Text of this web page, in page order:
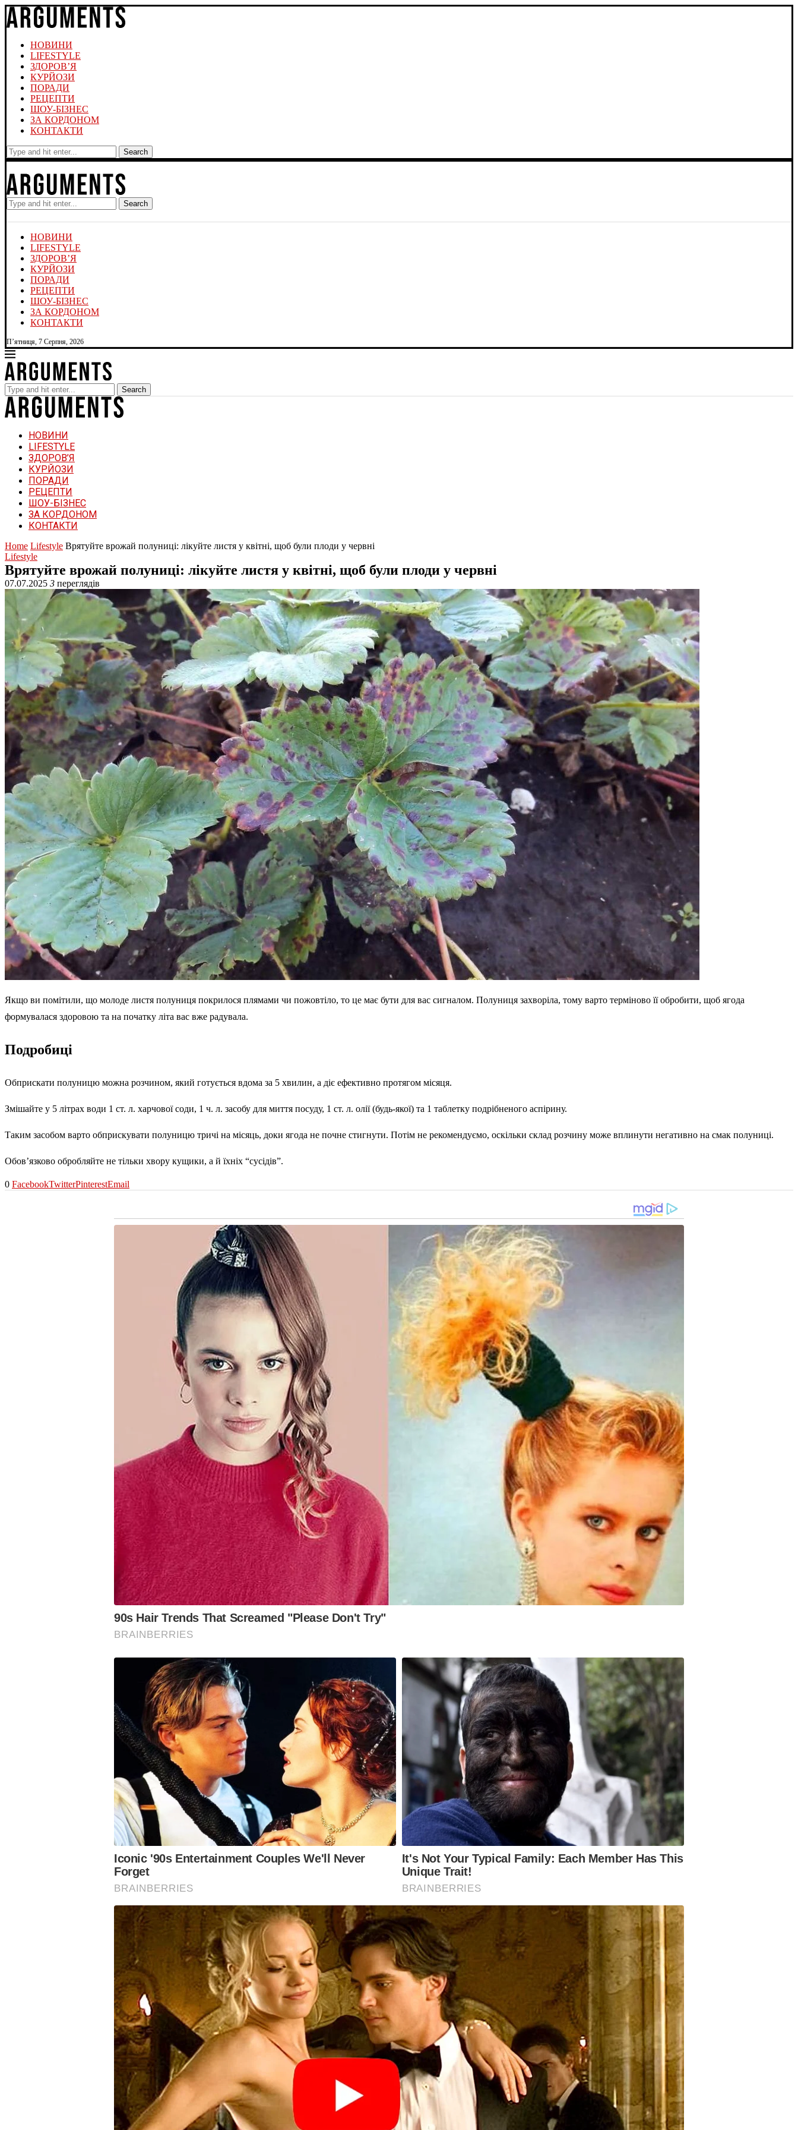
НОВИНИ
LIFESTYLE
ЗДОРОВ’Я
КУРЙОЗИ
ПОРАДИ
РЕЦЕПТИ
ШОУ-БІЗНЕС
ЗА КОРДОНОМ
КОНТАКТИ
Search
Search
НОВИНИ
LIFESTYLE
ЗДОРОВ’Я
КУРЙОЗИ
ПОРАДИ
РЕЦЕПТИ
ШОУ-БІЗНЕС
ЗА КОРДОНОМ
КОНТАКТИ
П’ятниця, 7 Серпня, 2026
Search
НОВИНИ
LIFESTYLE
ЗДОРОВ’Я
КУРЙОЗИ
ПОРАДИ
РЕЦЕПТИ
ШОУ-БІЗНЕС
ЗА КОРДОНОМ
КОНТАКТИ
Home Lifestyle Врятуйте врожай полуниці: лікуйте листя у квітні, щоб були плоди у червні
Lifestyle
Врятуйте врожай полуниці: лікуйте листя у квітні, щоб були плоди у червні
07.07.2025 3 переглядів
Якщо ви помітили, що молоде листя полуниця покрилося плямами чи пожовтіло, то це має бути для вас сигналом. Полуниця захворіла, тому варто терміново її обробити, щоб ягода
формувалася здоровою та на початку літа вас вже радувала.
Подробиці
Обприскати полуницю можна розчином, який готується вдома за 5 хвилин, а діє ефективно протягом місяця.
Змішайте у 5 літрах води 1 ст. л. харчової соди, 1 ч. л. засобу для миття посуду, 1 ст. л. олії (будь-якої) та 1 таблетку подрібненого аспірину.
Таким засобом варто обприскувати полуницю тричі на місяць, доки ягода не почне стигнути. Потім не рекомендуємо, оскільки склад розчину може вплинути негативно на смак полуниці.
Обов’язково обробляйте не тільки хвору кущики, а й їхніх “сусідів”.
0 FacebookTwitterPinterestEmail